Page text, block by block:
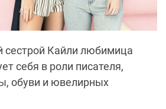
сестрой Кайли любимица
себя в роли писателя,
обуви и ювелирных